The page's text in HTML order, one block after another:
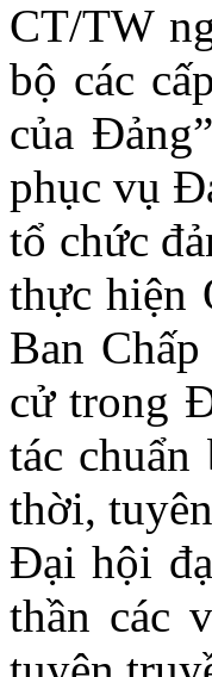
CT/TW
bộ các
của
phục vụ
tổ chức
thực hiện
Ban
cử trong
tác
thời,
Đại hội
thần các